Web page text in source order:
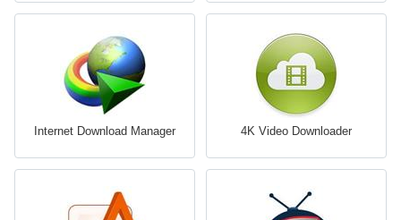
Internet Download Manager 4K Video Downloader